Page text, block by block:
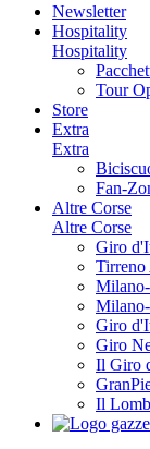
Newsletter
Hospitality
Hospitality
Tour
Store
Extra
Extra
Fan-
Altre Corse
Altre Corse
Giro
Giro
Giro
Il Giro
Il